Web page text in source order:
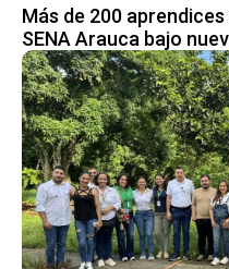
Más de 200
SENA Arauca bajo